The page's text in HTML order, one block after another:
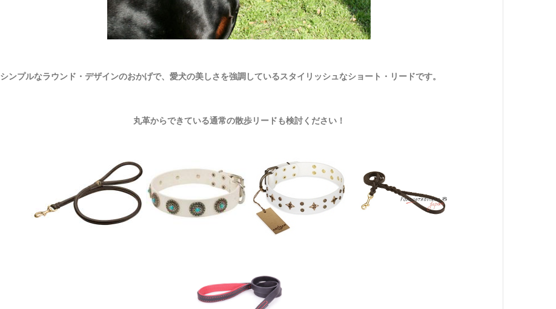
シンプルなラウンド・デザインのおかげで、愛犬の美しさを強調しているスタイリッシュなショート・リードです。
丸革からできている通常の散歩リードも検討ください！